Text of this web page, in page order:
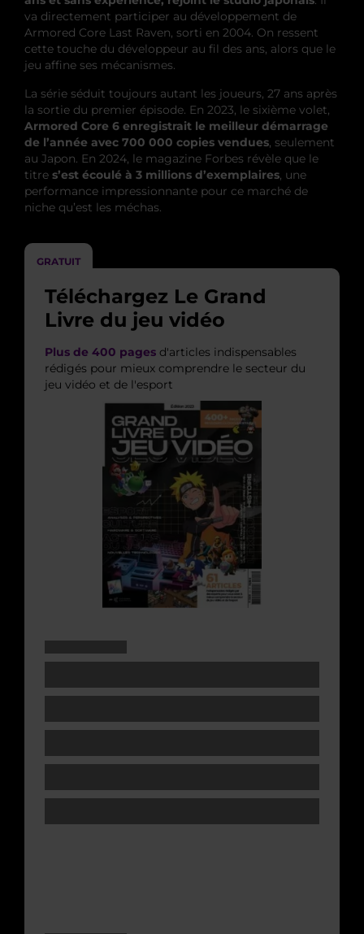
va directement participer au développement de
Armored Core Last Raven, sorti en 2004. On ressent
cette touche du développeur au fil des ans, alors que le
jeu affine ses mécanismes.
La série séduit toujours autant les joueurs, 27 ans après
la sortie du premier épisode. En 2023, le sixième volet,
Armored Core 6 enregistrait le meilleur démarrage
de l’année avec 700 000 copies vendues, seulement
au Japon. En 2024, le magazine Forbes révèle que le
titre s’est écoulé à 3 millions d’exemplaires, une
performance impressionnante pour ce marché de
niche qu’est les méchas.
GRATUIT
Téléchargez Le Grand
Livre du jeu vidéo
Plus de 400 pages d'articles indispensables
rédigés pour mieux comprendre le secteur du
jeu vidéo et de l'esport